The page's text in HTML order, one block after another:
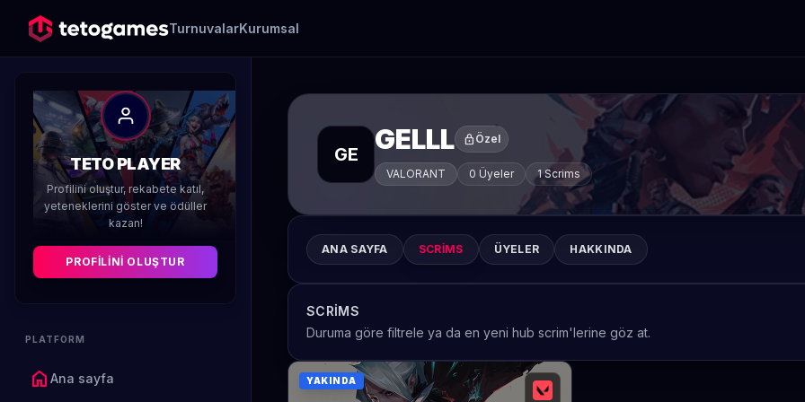
TurnuvalarKurumsal
TETO PLAYER
Profilini oluştur, rekabete katıl,
yeteneklerini göster ve ödüller
kazan!
PROFILINI OLUŞTUR
PLATFORM
home Ana sayfa
GE GELLL lock Özel
VALORANT 0 Üyeler 1 Scrims
ANA SAYFA SCRIMS ÜYELER HAKKINDA
SCRIMS
Duruma göre filtrele ya da en yeni hub scrim'lerine göz at.
YAKINDA